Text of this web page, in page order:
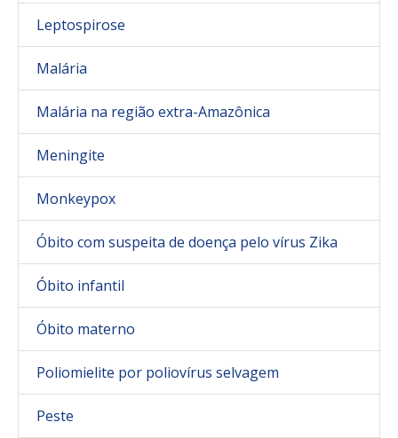
Leptospirose
Malária
Malária na região extra-Amazônica
Meningite
Monkeypox
Óbito com suspeita de doença pelo vírus Zika
Óbito infantil
Óbito materno
Poliomielite por poliovírus selvagem
Peste